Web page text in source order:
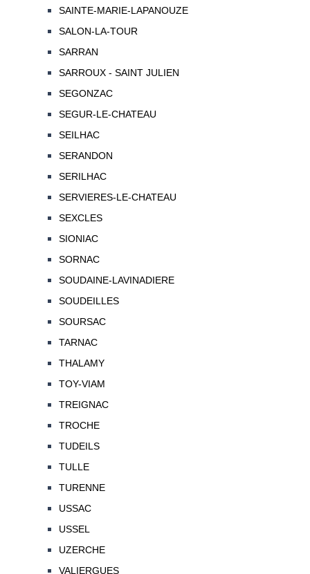
SAINTE-MARIE-LAPANOUZE
SALON-LA-TOUR
SARRAN
SARROUX - SAINT JULIEN
SEGONZAC
SEGUR-LE-CHATEAU
SEILHAC
SERANDON
SERILHAC
SERVIERES-LE-CHATEAU
SEXCLES
SIONIAC
SORNAC
SOUDAINE-LAVINADIERE
SOUDEILLES
SOURSAC
TARNAC
THALAMY
TOY-VIAM
TREIGNAC
TROCHE
TUDEILS
TULLE
TURENNE
USSAC
USSEL
UZERCHE
VALIERGUES